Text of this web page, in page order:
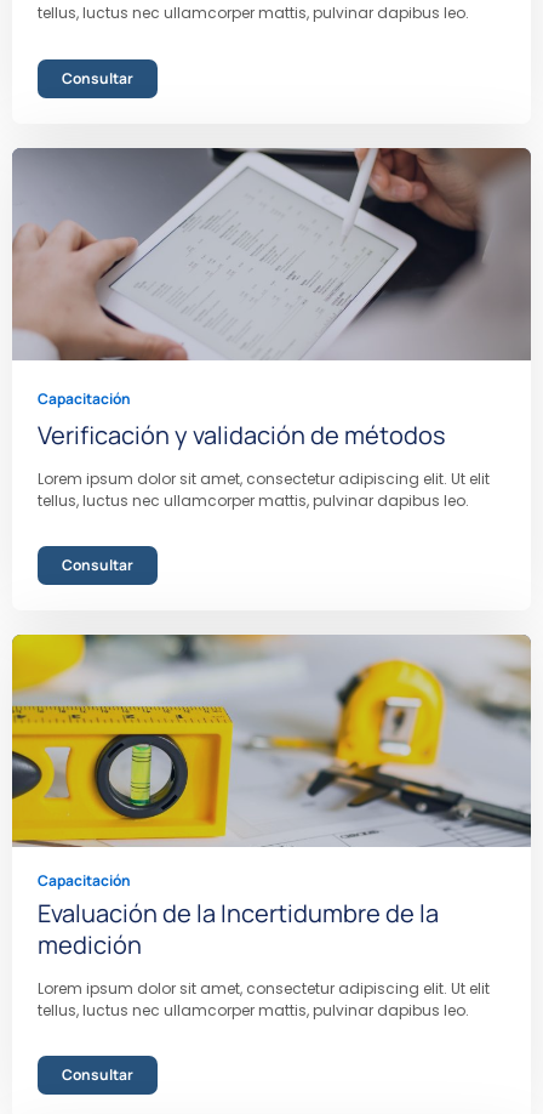
tellus, luctus nec ullamcorper mattis, pulvinar dapibus leo.
Consultar
Capacitación
Verificación y validación de métodos
Lorem ipsum dolor sit amet, consectetur adipiscing elit. Ut elit
tellus, luctus nec ullamcorper mattis, pulvinar dapibus leo.
Consultar
Capacitación
Evaluación de la Incertidumbre de la
medición
Lorem ipsum dolor sit amet, consectetur adipiscing elit. Ut elit
tellus, luctus nec ullamcorper mattis, pulvinar dapibus leo.
Consultar